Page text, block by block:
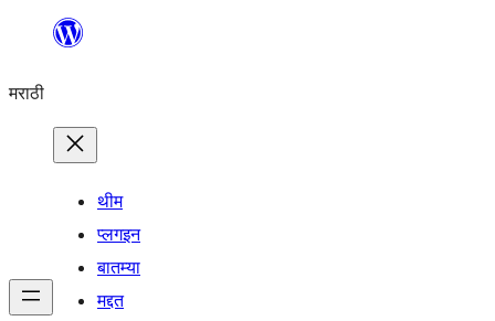
सामुग्रीवर
मराठी
थीम
प्लगइन
बातम्या
मद्दत